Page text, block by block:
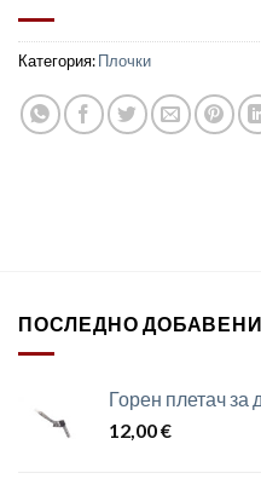
Категория:Плочки
ПОСЛЕДНО ДОБАВЕНИ
Горен плетач
12,00€